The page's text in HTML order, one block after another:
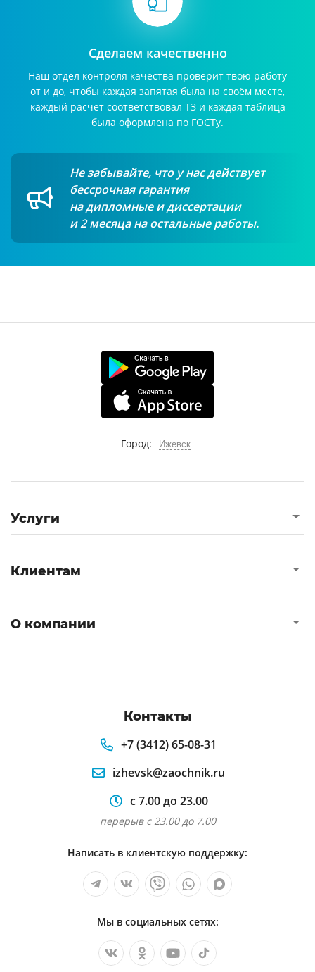
Сделаем качественно
Наш отдел контроля качества проверит твою работу
от и до, чтобы каждая запятая была на своём месте,
каждый расчёт соответствовал ТЗ и каждая таблица
была оформлена по ГОСТу.
Не забывайте, что у нас действует
бессрочная гарантия
на дипломные и диссертации
и 2 месяца на остальные работы.
Город: Ижевск
Услуги
Клиентам
О компании
Контакты
+7 (3412) 65-08-31
izhevsk@zaochnik.ru
с 7.00 до 23.00
перерыв с 23.00 до 7.00
Написать в клиентскую поддержку:
Мы в социальных сетях: